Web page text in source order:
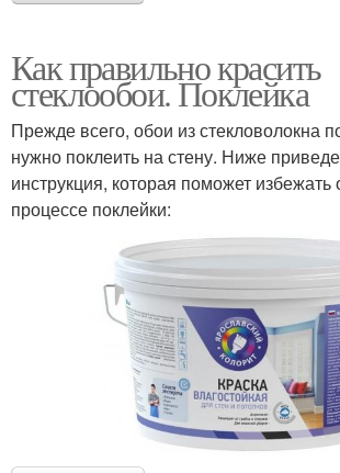
Как правильно красить
стеклообои. Поклейка
Прежде всего, обои из стекловолокна
нужно поклеить на стену. Ниже
инструкция, которая поможет
процессе поклейки: